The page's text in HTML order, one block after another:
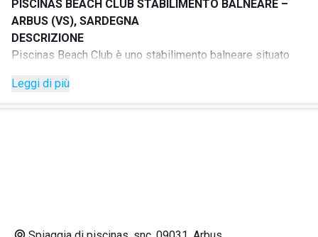
PISCINAS BEACH CLUB STABILIMENTO BALNEARE –
ARBUS (VS), SARDEGNA
DESCRIZIONE
Piscinas Beach Club è uno stabilimento balneare situato
Sardegna.
La struttura si trova nel contesto della Costa Verde ed è
Leggi di più